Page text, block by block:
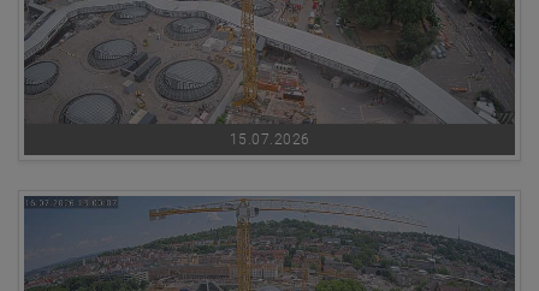
15.07.2026